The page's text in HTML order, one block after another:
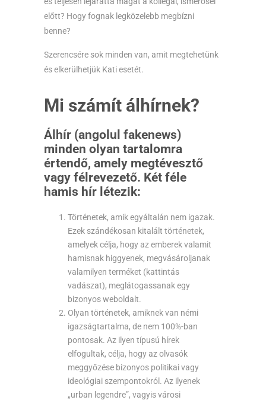
előtt? Hogy fognak legközelebb megbízni
benne?
Szerencsére sok minden van, amit megtehetünk
és elkerülhetjük Kati esetét.
Mi számít álhírnek?
Álhír (angolul fakenews)
minden olyan tartalomra
értendő, amely megtévesztő
vagy félrevezető. Két féle
hamis hír létezik:
Történetek, amik egyáltalán nem igazak.
Ezek szándékosan kitalált történetek,
amelyek célja, hogy az emberek valamit
hamisnak higgyenek, megvásároljanak
valamilyen terméket (kattintás
vadászat), meglátogassanak egy
bizonyos weboldalt.
Olyan történetek, amiknek van némi
igazságtartalma, de nem 100%-ban
pontosak. Az ilyen típusú hírek
elfogultak, célja, hogy az olvasók
meggyőzése bizonyos politikai vagy
ideológiai szempontokról. Az ilyenek
„urban legendre”, vagyis városi